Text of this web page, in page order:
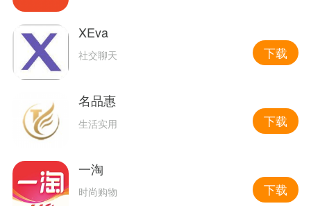
XEva
社交聊天 下载
名品惠
生活实用 下载
一淘
时尚购物 下载